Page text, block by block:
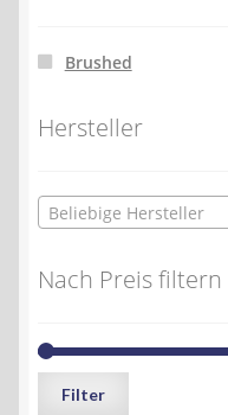
Brushed
Hersteller
Beliebige Hersteller
Nach Preis filtern
Filter